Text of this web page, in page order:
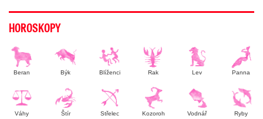
HOROSKOPY
Beran Býk Blíženci Rak Lev Panna
Váhy Štír Střelec Kozoroh Vodnář Ryby